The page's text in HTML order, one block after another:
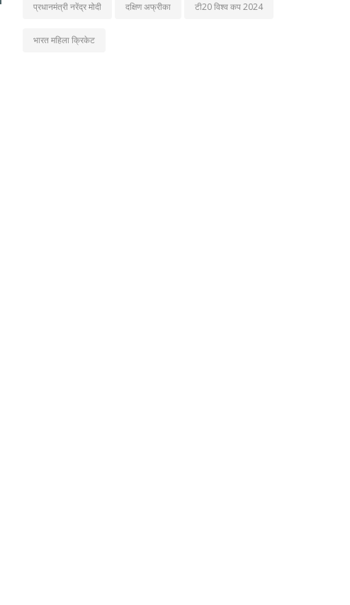
प्रधानमंत्री नरेंद्र मोदी दक्षिण अफ्रीका टी20 विश्व कप 2024
भारत महिला क्रिकेट